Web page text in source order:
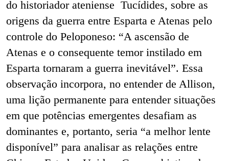
do historiador ateniense Tucídides, sobre as
origens da guerra entre Esparta e Atenas pelo
controle do Peloponeso: “A ascensão de
Atenas e o consequente temor instilado em
Esparta tornaram a guerra inevitável”. Essa
observação incorpora, no entender de Allison,
uma lição permanente para entender situações
em que potências emergentes desafiam as
dominantes e, portanto, seria “a melhor lente
disponível” para analisar as relações entre